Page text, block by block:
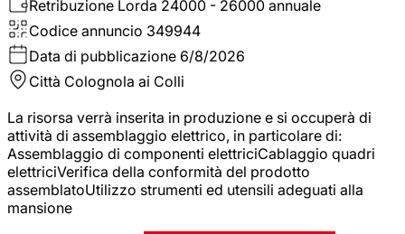
Retribuzione Lorda 24000 - 26000 annuale
Codice annuncio 349944
Data di pubblicazione 6/8/2026
Città Colognola ai Colli
La risorsa verrà inserita in produzione e si occuperà di
attività di assemblaggio elettrico, in particolare di:
Assemblaggio di componenti elettriciCablaggio quadri
elettriciVerifica della conformità del prodotto
assemblatoUtilizzo strumenti ed utensili adeguati alla
mansione